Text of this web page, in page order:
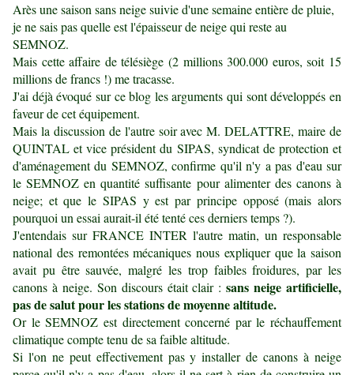
Arès une saison sans neige suivie d'une semaine entière de pluie,
je ne sais pas quelle est l'épaisseur de neige qui reste au
SEMNOZ.
Mais cette affaire de télésiège (2 millions 300.000 euros, soit 15
millions de francs !) me tracasse.
J'ai déjà évoqué sur ce blog les arguments qui sont développés en
faveur de cet équipement.
Mais la discussion de l'autre soir avec M. DELATTRE, maire de
QUINTAL et vice président du SIPAS, syndicat de protection et
d'aménagement du SEMNOZ, confirme qu'il n'y a pas d'eau sur
le SEMNOZ en quantité suffisante pour alimenter des canons à
neige; et que le SIPAS y est par principe opposé (mais alors
pourquoi un essai aurait-il été tenté ces derniers temps ?).
J'entendais sur FRANCE INTER l'autre matin, un responsable
national des remontées mécaniques nous expliquer que la saison
avait pu être sauvée, malgré les trop faibles froidures, par les
canons à neige. Son discours était clair : sans neige artificielle,
pas de salut pour les stations de moyenne altitude.
Or le SEMNOZ est directement concerné par le réchauffement
climatique compte tenu de sa faible altitude.
Si l'on ne peut effectivement pas y installer de canons à neige